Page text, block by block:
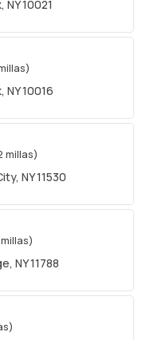
10021
NY 10016
millas)
NY 11530
NY 11788